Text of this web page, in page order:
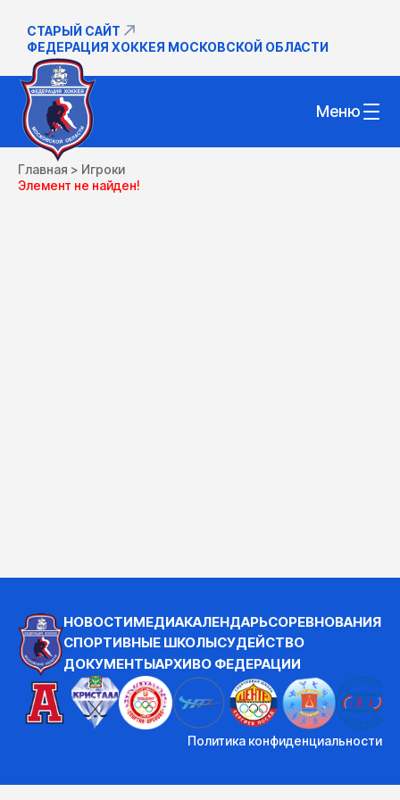
СТАРЫЙ САЙТ
ФЕДЕРАЦИЯ ХОККЕЯ МОСКОВСКОЙ ОБЛАСТИ
Меню
Главная > Игроки
Элемент не найден!
НОВОСТИМЕДИАКАЛЕНДАРЬСОРЕВНОВАНИЯ
СПОРТИВНЫЕ ШКОЛЫСУДЕЙСТВО
ДОКУМЕНТЫАРХИВО ФЕДЕРАЦИИ
Политика конфиденциальности